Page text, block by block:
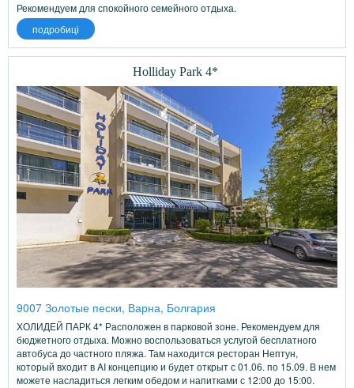
Рекомендуем для спокойного семейного отдыха.
подробиці
Holliday Park 4*
9007 Золотые пески, Варна, Болгария
ХОЛИДЕЙ ПАРК 4* Расположен в парковой зоне. Рекомендуем для
бюджетного отдыха. Можно воспользоваться услугой бесплатного
автобуса до частного пляжа. Там находится ресторан Нептун,
который входит в AI концепцию и будет открыт с 01.06. по 15.09. В нем
можете насладиться легким обедом и напитками с 12:00 до 15:00.